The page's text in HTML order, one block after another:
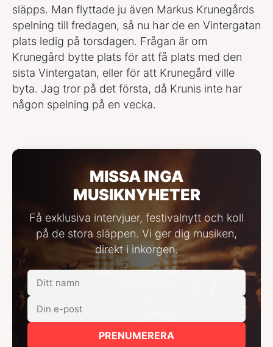
släpps. Man flyttade ju även Markus Krunegårds
spelning till fredagen, så nu har de en Vintergatan
plats ledig på torsdagen. Frågan är om
Krunegård bytte plats för att få plats med den
sista Vintergatan, eller för att Krunegård ville
byta. Jag tror på det första, då Krunis inte har
någon spelning på en vecka.
MISSA INGA
MUSIKNYHETER
Få exklusiva intervjuer, festivalnytt och koll
på de stora släppen. Vi ger dig musiken,
direkt i inkorgen.
PRENUMERERA